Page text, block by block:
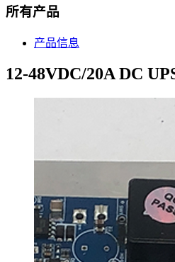
所有产品
产品信息
12-48VDC/20A DC